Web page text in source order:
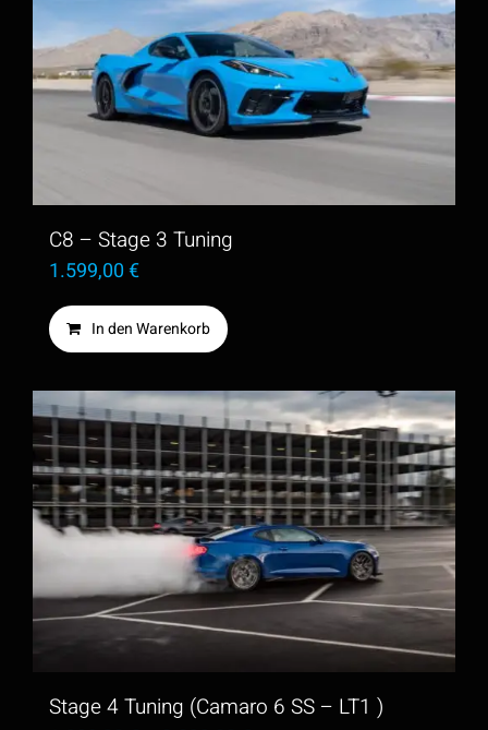
C8 – Stage 3 Tuning
1.599,00€
In den Warenkorb
Stage 4 Tuning (Camaro 6 SS – LT1 )